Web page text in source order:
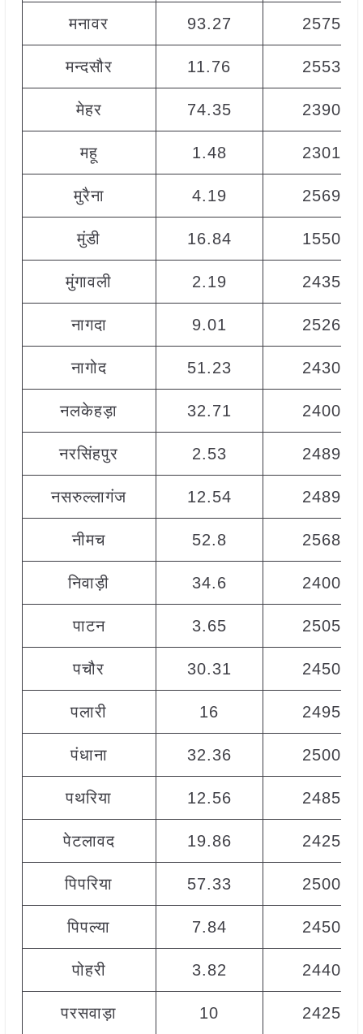
मनावर 93.27 2575
मन्दसौर 11.76 2553
मेहर 74.35 2390
महू 1.48 2301
मुरैना 4.19 2569
मुंडी 16.84 1550
मुंगावली 2.19 2435
नागदा 9.01 2526
नागोद 51.23 2430
नलकेहड़ा 32.71 2400
नरसिंहपुर 2.53 2489
नसरुल्लागंज 12.54 2489
नीमच 52.8 2568
निवाड़ी 34.6 2400
पाटन 3.65 2505
पचौर 30.31 2450
पलारी 16 2495
पंधाना 32.36 2500
पथरिया 12.56 2485
पेटलावद 19.86 2425
पिपरिया 57.33 2500
पिपल्या 7.84 2450
पोहरी 3.82 2440
परसवाड़ा 10 2425